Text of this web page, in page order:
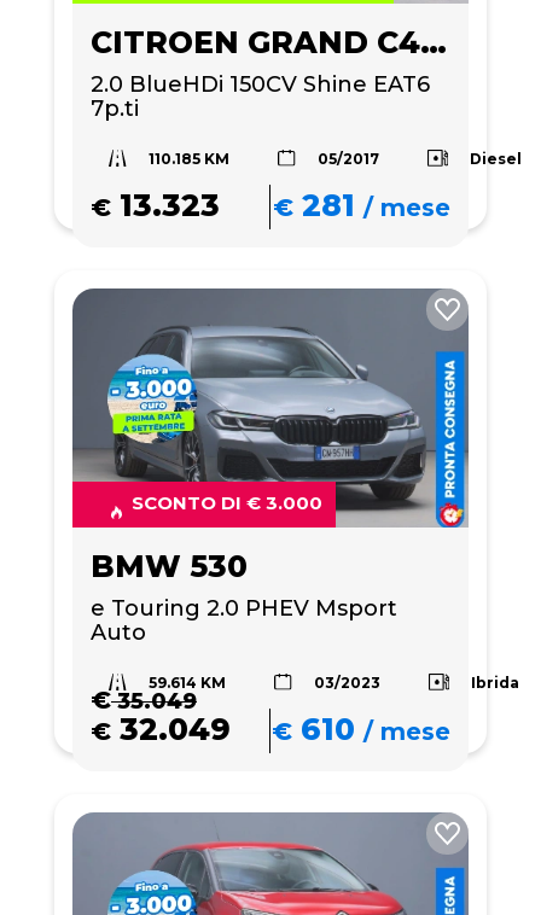
CITROEN GRAND C4 PICASSO
2.0 BlueHDi 150CV Shine EAT6
7p.ti
110.185 KM 05/2017 Diesel
€ 13.323 € 281 /mese
SCONTO DI € 3.000
BMW 530
e Touring 2.0 PHEV Msport
Auto
59.614 KM 03/2023 Ibrida
€35.049
€ 32.049 € 610 /mese